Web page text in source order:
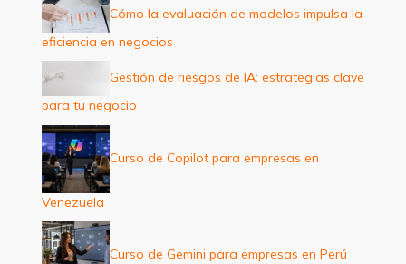
:
Cómo la evaluación de modelos impulsa la
eficiencia en negocios
Gestión de riesgos de IA: estrategias clave
para tu negocio
Curso de Copilot para empresas en
Venezuela
Curso de Gemini para empresas en Perú